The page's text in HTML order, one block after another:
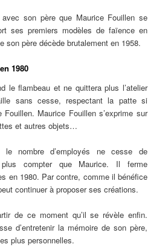
son père que Maurice Fouillen se
ses premiers modèles de faïence en
son père décède brutalement en 1958.
1980
le flambeau et ne quittera plus l’atelier
sans cesse, respectant la patte si
Maurice Fouillen s’exprime sur
et autres objets…
le nombre d’employés ne cesse de
plus compter que Maurice. Il ferme
en 1980. Par contre, comme il bénéfice
continuer à proposer ses créations.
de ce moment qu’il se révèle enfin.
d’entretenir la mémoire de son père,
plus personnelles.